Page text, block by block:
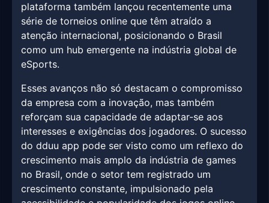
plataforma também lançou recentemente uma
série de torneios online que têm atraído a
atenção internacional, posicionando o Brasil
como um hub emergente na indústria global de
eSports.
Esses avanços não só destacam o compromisso
da empresa com a inovação, mas também
reforçam sua capacidade de adaptar-se aos
interesses e exigências dos jogadores. O sucesso
do dduu app pode ser visto como um reflexo do
crescimento mais amplo da indústria de games
no Brasil, onde o setor tem registrado um
crescimento constante, impulsionado pela